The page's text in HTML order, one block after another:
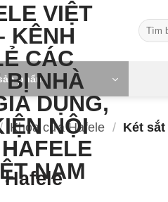
Tìm
kiếm:
phẩm
Khóa cửa Hafele / Két